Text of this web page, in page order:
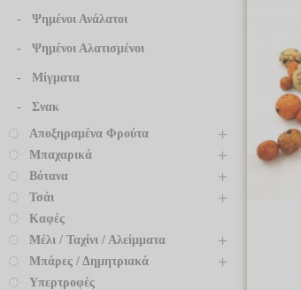
Ψημένοι Ανάλατοι
Ψημένοι Αλατισμένοι
Μίγματα
Σνακ
Αποξηραμένα Φρούτα
Μπαχαρικά
Βότανα
Τσάι
Καφές
Μέλι / Ταχίνι / Αλείμματα
Μπάρες / Δημητριακά
Υπερτροφές